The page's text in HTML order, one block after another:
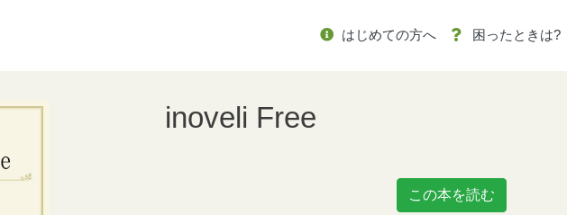
はじめての方へ 困ったときは?
inoveli Free
この本を読む